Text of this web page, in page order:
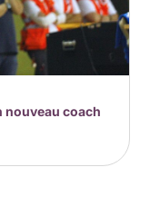
nouveau coach